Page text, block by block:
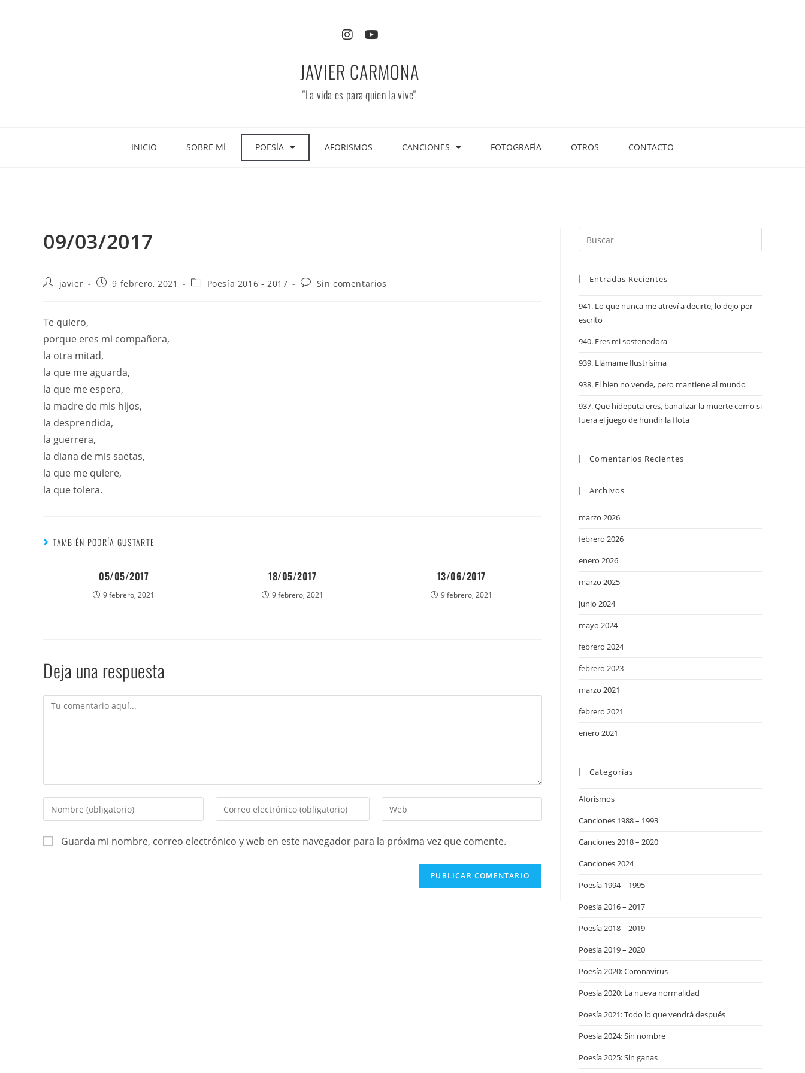
JAVIER CARMONA
"La vida es para quien la vive"
INICIO SOBRE MÍ POESÍA AFORISMOS CANCIONES FOTOGRAFÍA OTROS CONTACTO
09/03/2017
javier 9 febrero, 2021 Poesía 2016 - 2017 Sin comentarios
Te quiero,
porque eres mi compañera,
la otra mitad,
la que me aguarda,
la que me espera,
la madre de mis hijos,
la desprendida,
la guerrera,
la diana de mis saetas,
la que me quiere,
la que tolera.
TAMBIÉN PODRÍA GUSTARTE
05/05/2017
9 febrero, 2021
18/05/2017
9 febrero, 2021
13/06/2017
9 febrero, 2021
Deja una respuesta
Guarda mi nombre, correo electrónico y web en este navegador para la próxima vez que comente.
Entradas Recientes
941. Lo que nunca me atreví a decirte, lo dejo por
escrito
940. Eres mi sostenedora
939. Llámame Ilustrísima
938. El bien no vende, pero mantiene al mundo
937. Que hideputa eres, banalizar la muerte como si
fuera el juego de hundir la flota
Comentarios Recientes
Archivos
marzo 2026
febrero 2026
enero 2026
marzo 2025
junio 2024
mayo 2024
febrero 2024
febrero 2023
marzo 2021
febrero 2021
enero 2021
Categorías
Aforismos
Canciones 1988 – 1993
Canciones 2018 – 2020
Canciones 2024
Poesía 1994 – 1995
Poesía 2016 – 2017
Poesía 2018 – 2019
Poesía 2019 – 2020
Poesía 2020: Coronavirus
Poesía 2020: La nueva normalidad
Poesía 2021: Todo lo que vendrá después
Poesía 2024: Sin nombre
Poesía 2025: Sin ganas